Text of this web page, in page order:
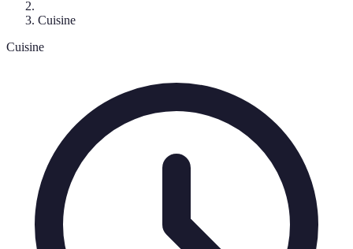
Cuisine
Cuisine